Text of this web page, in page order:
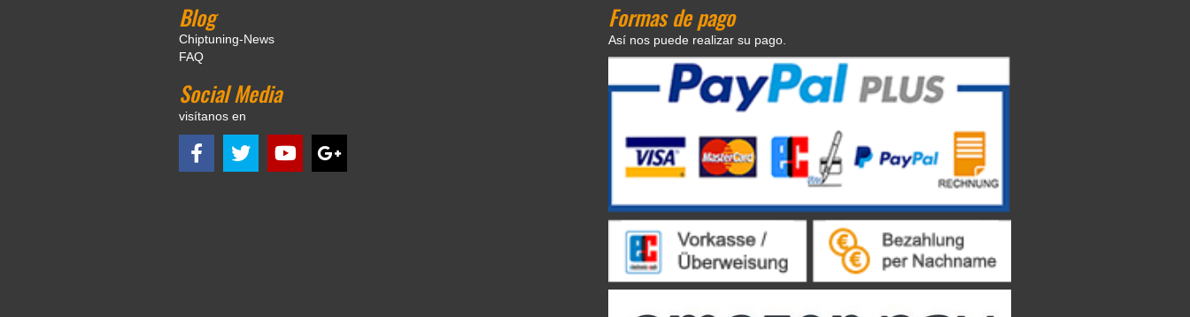
Blog
Chiptuning-News
FAQ
Social Media
visítanos en
Formas de pago
Así nos puede realizar su pago.